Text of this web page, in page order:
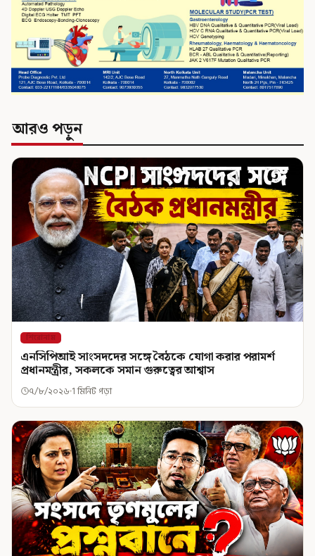
আরও পড়ুন
শিরোনাম
এনসিপিআই সাংসদদের সঙ্গে বৈঠকে যোগা করার পরামর্শ
প্রধানমন্ত্রীর, সকলকে সমান গুরুত্বের আশ্বাস
৭/৮/২০২৬ 1 মিনিট পড়া